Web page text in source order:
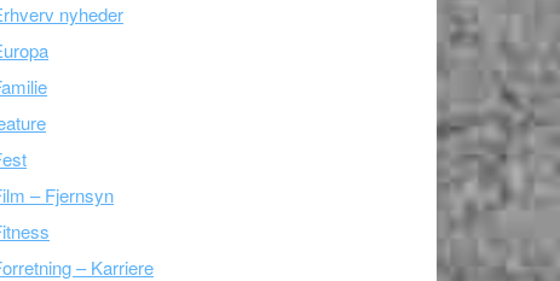
nyheder
– Fjernsyn
– Karriere